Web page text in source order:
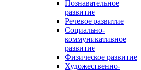
Познавательное
развитие
Речевое развитие
Социально-
коммуникативное
развитие
Физическое развитие
Художественно-